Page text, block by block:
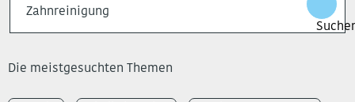
Die meistgesuchten Themen